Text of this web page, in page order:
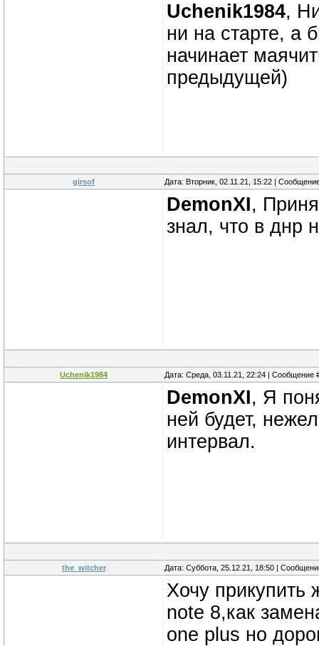
Uchenik1984,
ни на старте, а
начинает
предыдущей)
girsof Дата: Вторник, 02.11.21, 15:22 |
DemonXI,
знал, что в днр
Uchenik1984 Дата: Среда, 03.11.21, 22:24 | Сообщение
DemonXI, Я
ней будет,
интервал.
the_witcher Дата: Суббота, 25.12.21, 18:50 |
Хочу прикупить
note 8,как
one plus но